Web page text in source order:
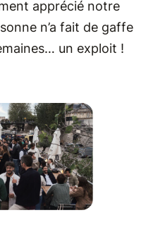
apprécié notre
n’a fait de gaffe
un exploit !